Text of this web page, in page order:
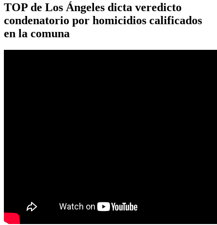
TOP de Los Ángeles dicta veredicto
condenatorio por homicidios calificados
en la comuna